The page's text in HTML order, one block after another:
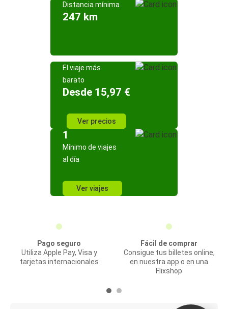
Distancia mínima
247 km
El viaje más
barato
Desde 15,97 €
Ver precios
1
Mínimo de viajes
al día
Ver viajes
Pago seguro
Utiliza Apple Pay, Visa y
tarjetas internacionales
Fácil de comprar
Consigue tus billetes online,
en nuestra app o en una
Flixshop